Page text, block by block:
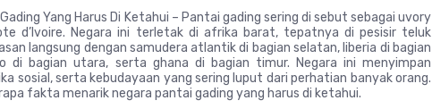
Yang Harus Di Ketahui – Pantai gading sering di sebut sebagai uvory
d’lvoire. Negara ini terletak di afrika barat, tepatnya di pesisir teluk
langsung dengan samudera atlantik di bagian selatan, liberia di bagian
di bagian utara, serta ghana di bagian timur. Negara ini menyimpan
sosial, serta kebudayaan yang sering luput dari perhatian banyak orang.
fakta menarik negara pantai gading yang harus di ketahui.